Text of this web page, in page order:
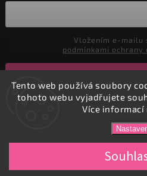
Tento web používá soubory
tohoto webu vyjadřujete
Více informací
podmínkami ochrany
DADATEX E-shop
Shoptet|